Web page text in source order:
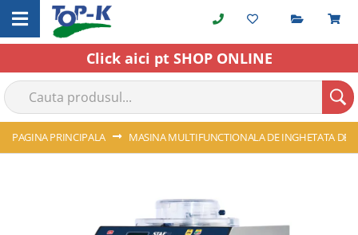
to
Content
Click aici pt SHOP ONLINE
PAGINA PRINCIPALA MASINA MULTIFUNCTIONALA DE INGHETATA DE